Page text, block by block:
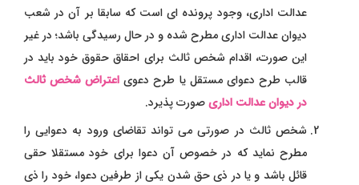
عدالت اداری، وجود پرونده ای است که سابقا بر آن در شعب
دیوان عدالت اداری مطرح شده و در حال رسیدگی باشد؛ در غیر
این صورت، اقدام شخص ثالث برای احقاق حقوق خود باید در
قالب طرح دعوای مستقل یا طرح دعوی اعتراض شخص ثالث
در دیوان عدالت اداریصورت پذیرد.
شخص ثالث در صورتی می تواند تقاضای ورود به دعوایی را
مطرح نماید که در خصوص آن دعوا برای خود مستقلا حقی
قائل باشد و یا در ذی حق شدن یکی از طرفین دعوا، خود را ذی